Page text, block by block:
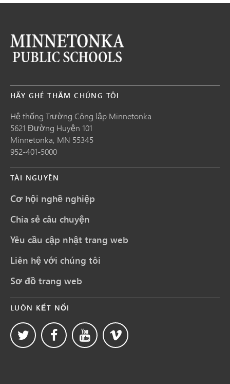
HÃY GHÉ THĂM CHÚNG TÔI
Hệ thống Trường Công lập Minnetonka
5621 Đường Huyện 101
Minnetonka, MN 55345
952-401-5000
TÀI NGUYÊN
Cơ hội nghề nghiệp
Chia sẻ câu chuyện
Yêu cầu cập nhật trang web
Liên hệ với chúng tôi
Sơ đồ trang web
LUÔN KẾT NỐI